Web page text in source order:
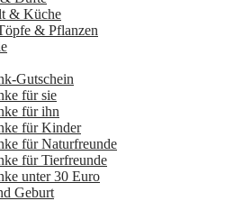
& Küche
& Pflanzen
Gutschein
für sie
für ihn
für Kinder
für Naturfreunde
für Tierfreunde
unter 30 Euro
Geburt